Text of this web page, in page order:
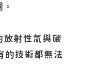
放射性氚與碳
技術都無法